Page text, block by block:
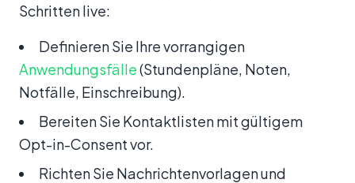
Schritten live:
Definieren Sie Ihre vorrangigen
Anwendungsfälle(Stundenpläne, Noten,
Notfälle, Einschreibung).
Bereiten Sie Kontaktlisten mit gültigem
Opt-in-Consent vor.
Richten Sie Nachrichtenvorlagen und